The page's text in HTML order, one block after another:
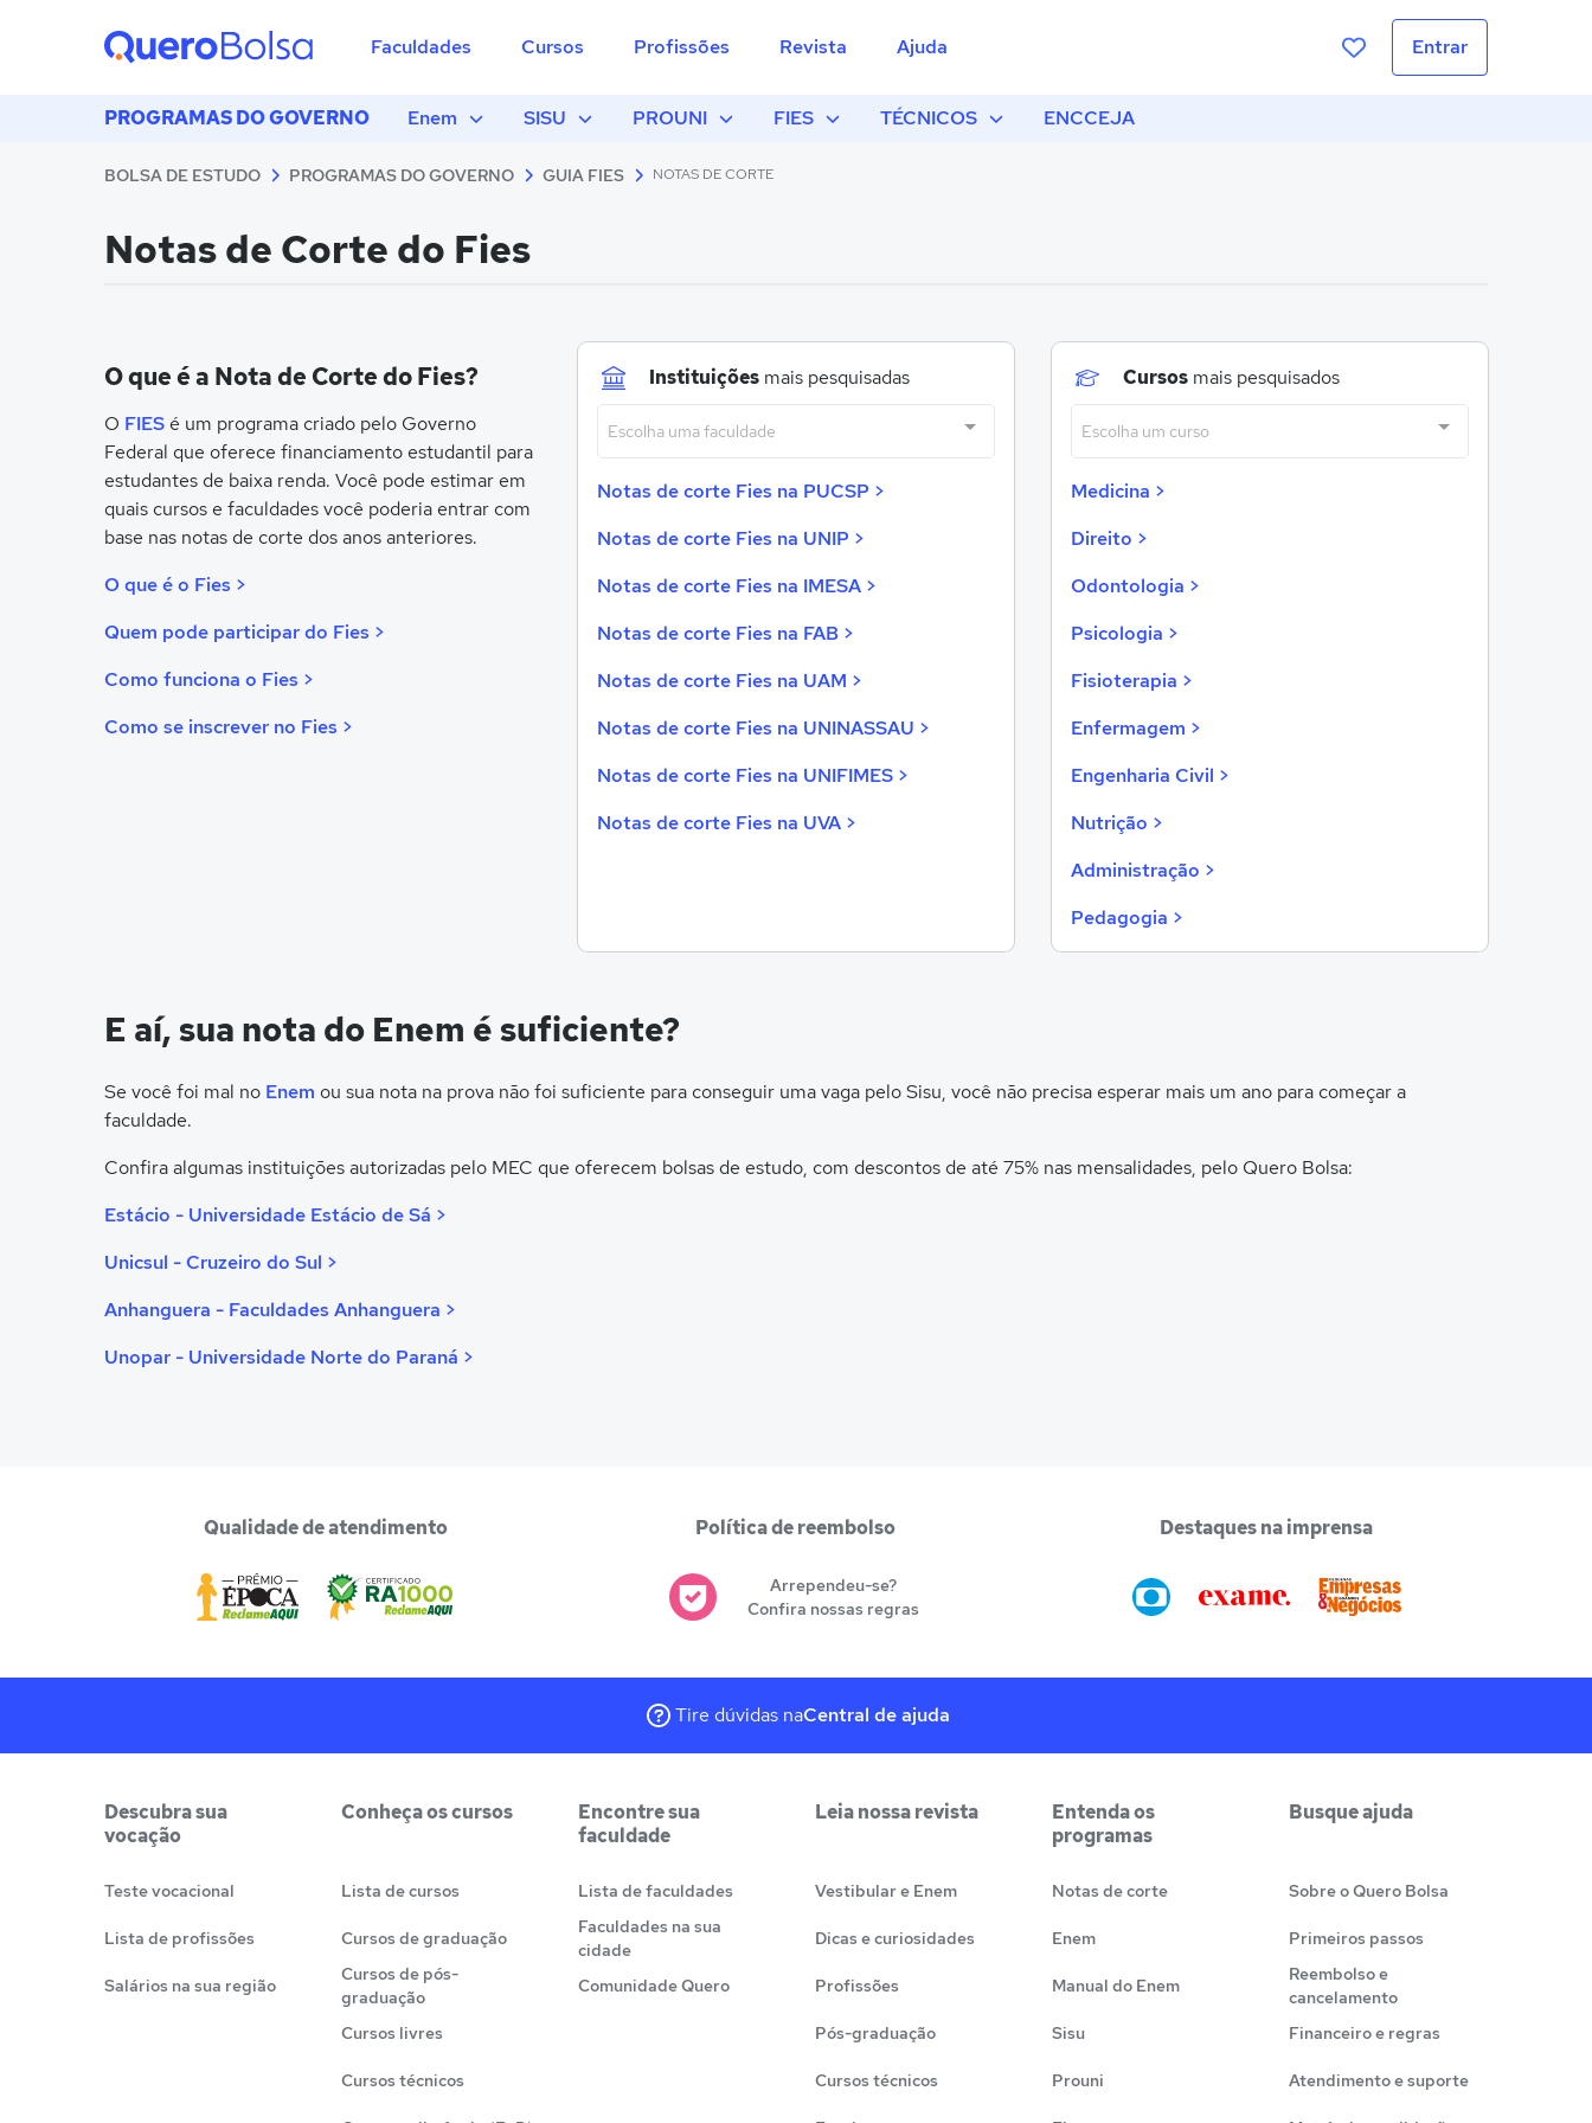
Faculdades Cursos Profissões Revista Ajuda Entrar
PROGRAMAS DO GOVERNO Enem SISU PROUNI FIES TÉCNICOS ENCCEJA
BOLSA DE ESTUDO PROGRAMAS DO GOVERNO GUIA FIES NOTAS DE CORTE
Notas de Corte do Fies
O que é a Nota de Corte do Fies?
O FIESé um programa criado pelo Governo
Federal que oferece financiamento estudantil para
estudantes de baixa renda. Você pode estimar em
quais cursos e faculdades você poderia entrar com
base nas notas de corte dos anos anteriores.
O que é o Fies >
Quem pode participar do Fies >
Como funciona o Fies >
Como se inscrever no Fies >
Instituições mais pesquisadas
Escolha uma faculdade
Notas de corte Fies na PUCSP >
Notas de corte Fies na UNIP >
Notas de corte Fies na IMESA >
Notas de corte Fies na FAB >
Notas de corte Fies na UAM >
Notas de corte Fies na UNINASSAU >
Notas de corte Fies na UNIFIMES >
Notas de corte Fies na UVA >
Cursos mais pesquisados
Escolha um curso
Medicina >
Direito >
Odontologia >
Psicologia >
Fisioterapia >
Enfermagem >
Engenharia Civil >
Nutrição >
Administração >
Pedagogia >
E aí, sua nota do Enem é suficiente?
Se você foi mal no Enem ou sua nota na prova não foi suficiente para conseguir uma vaga pelo Sisu, você não precisa esperar mais um ano para começar a
faculdade.
Confira algumas instituições autorizadas pelo MEC que oferecem bolsas de estudo, com descontos de até 75% nas mensalidades, pelo Quero Bolsa:
Estácio - Universidade Estácio de Sá >
Unicsul - Cruzeiro do Sul >
Anhanguera - Faculdades Anhanguera >
Unopar - Universidade Norte do Paraná >
Qualidade de atendimento Política de reembolso
Arrependeu-se?
Confira nossas regras
Destaques na imprensa
Tire dúvidas naCentral de ajuda
Descubra sua
vocação
Teste vocacional
Lista de profissões
Salários na sua região
Conheça os cursos
Lista de cursos
Cursos de graduação
Cursos de pós-
graduação
Cursos livres
Cursos técnicos
Encontre sua
faculdade
Lista de faculdades
Faculdades na sua
cidade
Comunidade Quero
Leia nossa revista
Vestibular e Enem
Dicas e curiosidades
Profissões
Pós-graduação
Cursos técnicos
Entenda os
programas
Notas de corte
Enem
Manual do Enem
Sisu
Prouni
Busque ajuda
Sobre o Quero Bolsa
Primeiros passos
Reembolso e
cancelamento
Financeiro e regras
Atendimento e suporte